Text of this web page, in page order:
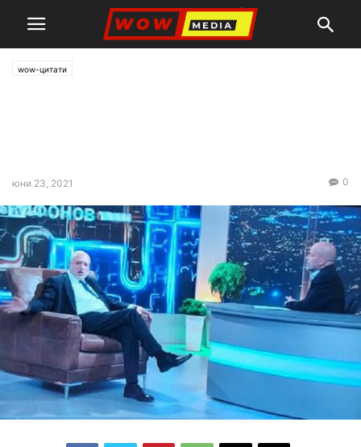
wow-цитати
юни 23, 2021 0